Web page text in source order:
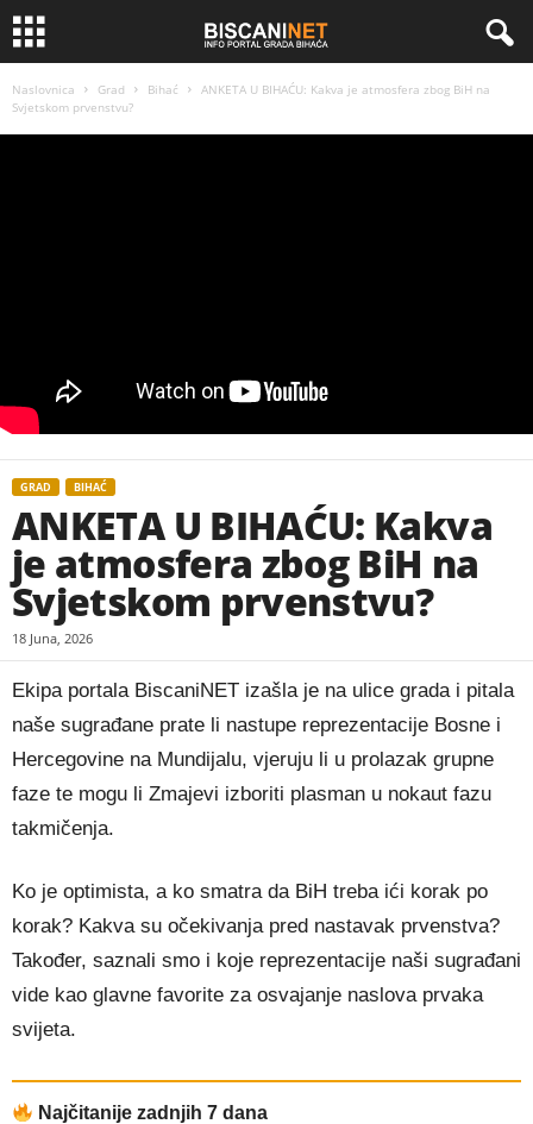
Naslovnica Grad Bihać
ANKETA U BIHAĆU: Kakva je atmosfera zbog BiH na
Svjetskom prvenstvu?
GRAD BIHAĆ
ANKETA U BIHAĆU: Kakva
je atmosfera zbog BiH na
Svjetskom prvenstvu?
18 Juna, 2026
Ekipa portala BiscaniNET izašla je na ulice grada i pitala
naše sugrađane prate li nastupe reprezentacije Bosne i
Hercegovine na Mundijalu, vjeruju li u prolazak grupne
faze te mogu li Zmajevi izboriti plasman u nokaut fazu
takmičenja.
Ko je optimista, a ko smatra da BiH treba ići korak po
korak? Kakva su očekivanja pred nastavak prvenstva?
Također, saznali smo i koje reprezentacije naši sugrađani
vide kao glavne favorite za osvajanje naslova prvaka
svijeta.
Najčitanije zadnjih 7 dana